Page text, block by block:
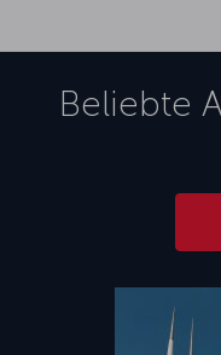
Beliebte